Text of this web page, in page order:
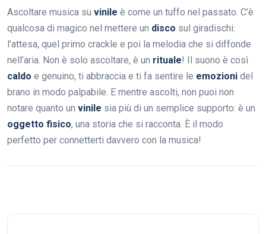
Ascoltare musica su vinile è come un tuffo nel passato. C’è
qualcosa di magico nel mettere un disco sul giradischi:
l’attesa, quel primo crackle e poi la melodia che si diffonde
nell’aria. Non è solo ascoltare, è un rituale! Il suono è così
caldo e genuino, ti abbraccia e ti fa sentire le emozioni del
brano in modo palpabile. E mentre ascolti, non puoi non
notare quanto un vinile sia più di un semplice supporto: è un
oggetto fisico, una storia che si racconta. È il modo
perfetto per connetterti davvero con la musica!